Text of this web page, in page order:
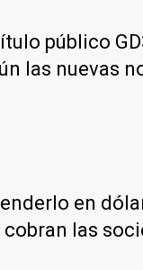
público
las nuevas
en
las